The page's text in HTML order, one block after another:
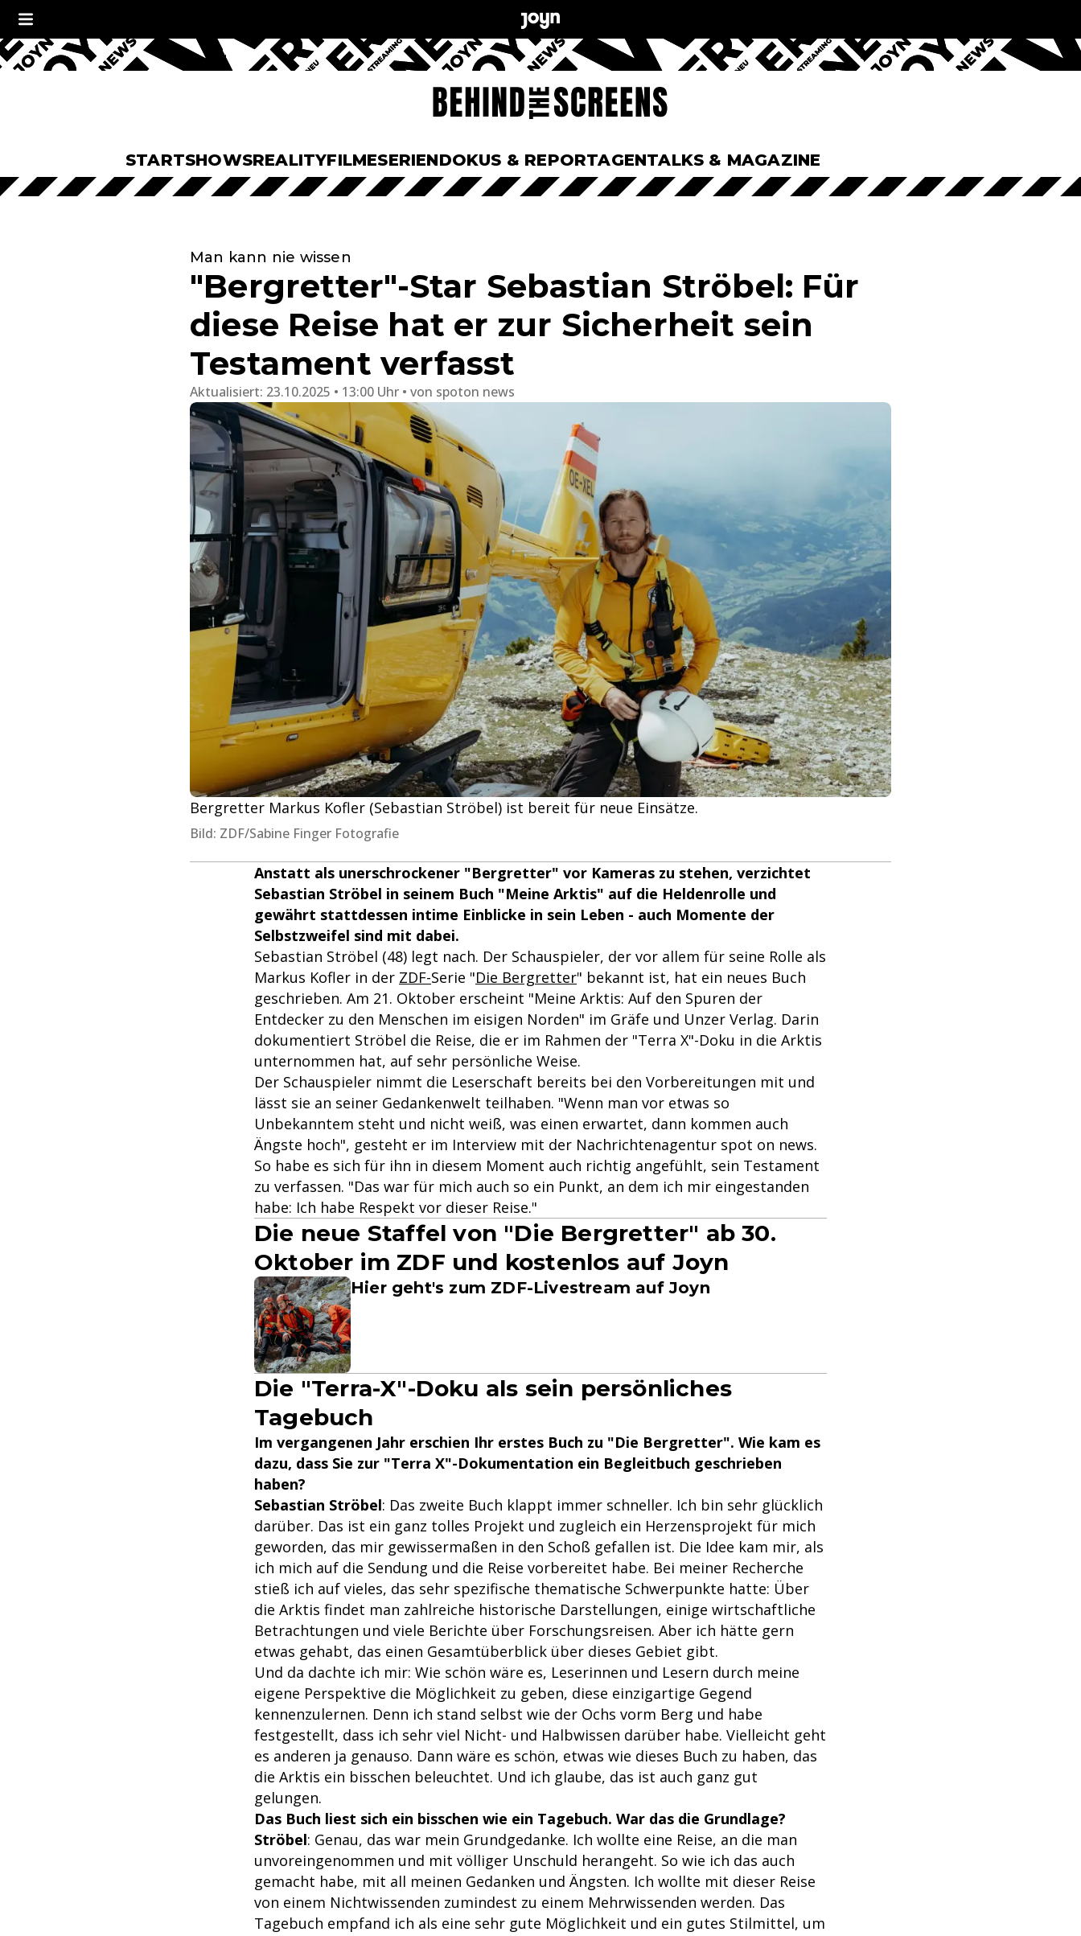
STARTSHOWSREALITYFILMESERIENDOKUS & REPORTAGENTALKS & MAGAZINE
Man kann nie wissen
"Bergretter"-Star Sebastian Ströbel: Für
diese Reise hat er zur Sicherheit sein
Testament verfasst
Aktualisiert: 23.10.2025 • 13:00 Uhr von spoton news
Bergretter Markus Kofler (Sebastian Ströbel) ist bereit für neue Einsätze.
Bild: ZDF/Sabine Finger Fotografie
Anstatt als unerschrockener "Bergretter" vor Kameras zu stehen, verzichtet
Sebastian Ströbel in seinem Buch "Meine Arktis" auf die Heldenrolle und
gewährt stattdessen intime Einblicke in sein Leben - auch Momente der
Selbstzweifel sind mit dabei.
Sebastian Ströbel (48) legt nach. Der Schauspieler, der vor allem für seine Rolle als
Markus Kofler in der ZDF-Serie "Die Bergretter" bekannt ist, hat ein neues Buch
geschrieben. Am 21. Oktober erscheint "Meine Arktis: Auf den Spuren der
Entdecker zu den Menschen im eisigen Norden" im Gräfe und Unzer Verlag. Darin
dokumentiert Ströbel die Reise, die er im Rahmen der "Terra X"-Doku in die Arktis
unternommen hat, auf sehr persönliche Weise.
Der Schauspieler nimmt die Leserschaft bereits bei den Vorbereitungen mit und
lässt sie an seiner Gedankenwelt teilhaben. "Wenn man vor etwas so
Unbekanntem steht und nicht weiß, was einen erwartet, dann kommen auch
Ängste hoch", gesteht er im Interview mit der Nachrichtenagentur spot on news.
So habe es sich für ihn in diesem Moment auch richtig angefühlt, sein Testament
zu verfassen. "Das war für mich auch so ein Punkt, an dem ich mir eingestanden
habe: Ich habe Respekt vor dieser Reise."
Die neue Staffel von "Die Bergretter" ab 30.
Oktober im ZDF und kostenlos auf Joyn
Hier geht's zum ZDF-Livestream auf Joyn
Die "Terra-X"-Doku als sein persönliches
Tagebuch
Im vergangenen Jahr erschien Ihr erstes Buch zu "Die Bergretter". Wie kam es
dazu, dass Sie zur "Terra X"-Dokumentation ein Begleitbuch geschrieben
haben?
Sebastian Ströbel: Das zweite Buch klappt immer schneller. Ich bin sehr glücklich
darüber. Das ist ein ganz tolles Projekt und zugleich ein Herzensprojekt für mich
geworden, das mir gewissermaßen in den Schoß gefallen ist. Die Idee kam mir, als
ich mich auf die Sendung und die Reise vorbereitet habe. Bei meiner Recherche
stieß ich auf vieles, das sehr spezifische thematische Schwerpunkte hatte: Über
die Arktis findet man zahlreiche historische Darstellungen, einige wirtschaftliche
Betrachtungen und viele Berichte über Forschungsreisen. Aber ich hätte gern
etwas gehabt, das einen Gesamtüberblick über dieses Gebiet gibt.
Und da dachte ich mir: Wie schön wäre es, Leserinnen und Lesern durch meine
eigene Perspektive die Möglichkeit zu geben, diese einzigartige Gegend
kennenzulernen. Denn ich stand selbst wie der Ochs vorm Berg und habe
festgestellt, dass ich sehr viel Nicht- und Halbwissen darüber habe. Vielleicht geht
es anderen ja genauso. Dann wäre es schön, etwas wie dieses Buch zu haben, das
die Arktis ein bisschen beleuchtet. Und ich glaube, das ist auch ganz gut
gelungen.
Das Buch liest sich ein bisschen wie ein Tagebuch. War das die Grundlage?
Ströbel: Genau, das war mein Grundgedanke. Ich wollte eine Reise, an die man
unvoreingenommen und mit völliger Unschuld herangeht. So wie ich das auch
gemacht habe, mit all meinen Gedanken und Ängsten. Ich wollte mit dieser Reise
von einem Nichtwissenden zumindest zu einem Mehrwissenden werden. Das
Tagebuch empfand ich als eine sehr gute Möglichkeit und ein gutes Stilmittel, um